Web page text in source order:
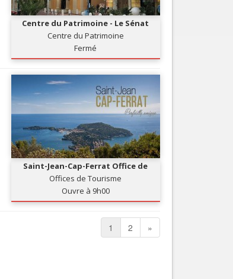
Centre du Patrimoine - Le Sénat
Centre du Patrimoine
Fermé
Saint-Jean-Cap-Ferrat Office de
Tourisme
Offices de Tourisme
Ouvre à 9h00
1 2 »